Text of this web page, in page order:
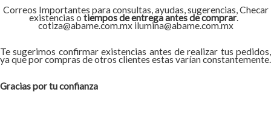
Correos Importantes para consultas, ayudas, sugerencias, Checar
existencias o tiempos de entrega antes de comprar.
cotiza@abame.com.mx ilumina@abame.com.mx
Te sugerimos confirmar existencias antes de realizar tus pedidos,
ya que por compras de otros clientes estas varían constantemente.
Gracias por tu confianza